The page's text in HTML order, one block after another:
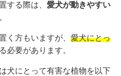
する際は、愛犬が動きやすい
く方もいますが、愛犬にとっ
必要があります。
犬にとって有害な植物を以下